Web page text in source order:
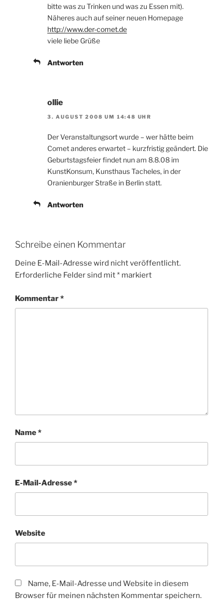
bitte was zu Trinken und was zu Essen mit).
Näheres auch auf seiner neuen Homepage
http://www.der-comet.de
viele liebe Grüße
Antworten
ollie
3. AUGUST 2008 UM 14:48 UHR
Der Veranstaltungsort wurde – wer hätte beim
Comet anderes erwartet – kurzfristig geändert. Die
Geburtstagsfeier findet nun am 8.8.08 im
KunstKonsum, Kunsthaus Tacheles, in der
Oranienburger Straße in Berlin statt.
Antworten
Schreibe einen Kommentar
Deine E-Mail-Adresse wird nicht veröffentlicht.
Erforderliche Felder sind mit* markiert
Kommentar*
Name*
E-Mail-Adresse*
Website
Name, E-Mail-Adresse und Website in diesem
Browser für meinen nächsten Kommentar speichern.